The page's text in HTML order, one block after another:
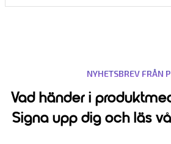
NYHETSBREV FRÅN
Vad händer i
Signa upp dig och läs